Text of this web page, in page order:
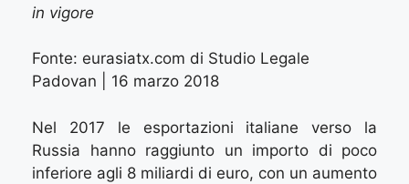
in vigore
Fonte: eurasiatx.com di Studio Legale
Padovan | 16 marzo 2018
Nel 2017 le esportazioni italiane verso la
Russia hanno raggiunto un importo di poco
inferiore agli 8 miliardi di euro, con un aumento